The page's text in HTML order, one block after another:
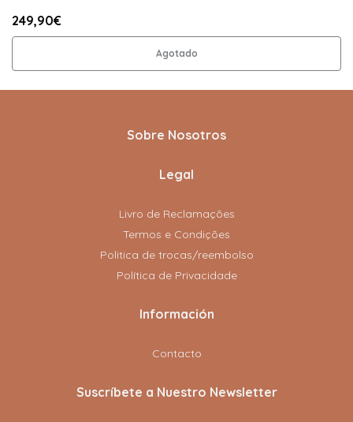
249,90€
Agotado
Sobre Nosotros
Legal
Livro de Reclamações
Termos e Condições
Politica de trocas/reembolso
Política de Privacidade
Información
Contacto
Suscríbete a Nuestro Newsletter